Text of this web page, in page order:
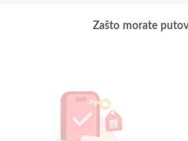
Zašto morate